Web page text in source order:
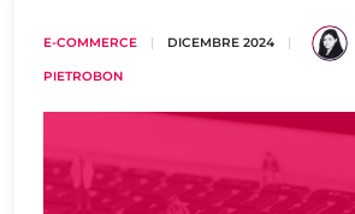
E-COMMERCE | DICEMBRE 2024 |
PIETROBON